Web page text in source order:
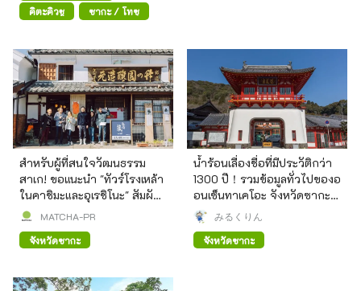
คิตะคิวชู
ซากะ / โทซุ
สำหรับผู้ที่สนใจวัฒนธรรม
สาเก! ขอแนะนำ "ทัวร์โรงเหล้า
ในคาชิมะและอุเรชิโนะ" สัมผัส
วัฒนธรรมสาเกญี่ปุ่นที่ชาวคิวชู
MATCHA-PR
จังหวัดซากะ
น้ำร้อนเลื่องชื่อที่มีประวัติกว่า
1300 ปี！รวมข้อมูลทั่วไปของอ
อนเซ็นทาเคโอะ จังหวัดซากะ
～การเดินทาง, เรียวคังแนะนำ,
จุดน่าสนใจ และอื่นๆ～
みるくりん
จังหวัดซากะ